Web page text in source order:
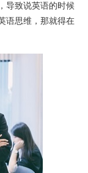
导致说英语的时候
语思维，那就得在